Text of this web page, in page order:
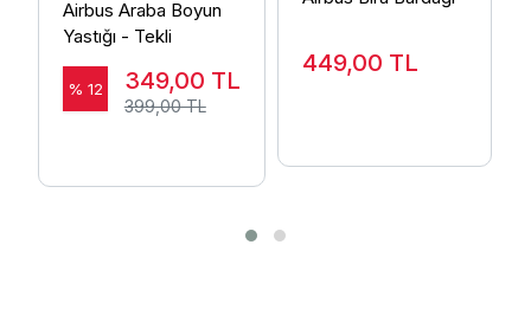
Airbus Araba Boyun
Yastığı - Tekli
% 12 349,00 TL
399,00 TL
449,00 TL